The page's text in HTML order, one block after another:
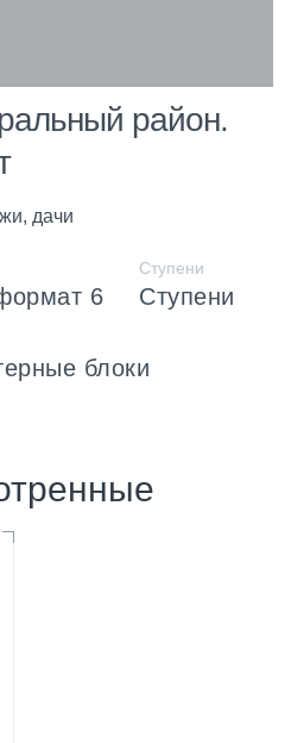
район.
дачи
6
Ступени
Ступени
блоки